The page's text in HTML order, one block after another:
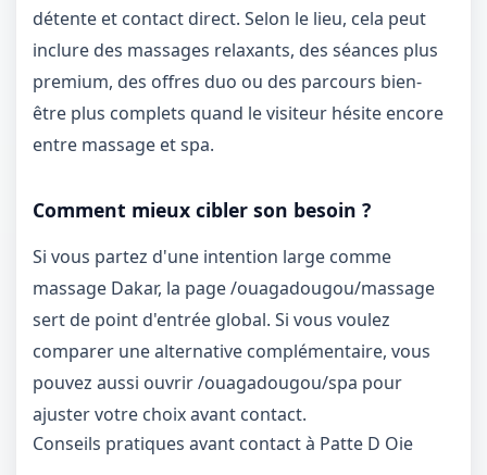
détente et contact direct. Selon le lieu, cela peut
inclure des massages relaxants, des séances plus
premium, des offres duo ou des parcours bien-
être plus complets quand le visiteur hésite encore
entre massage et spa.
Comment mieux cibler son besoin ?
Si vous partez d'une intention large comme
massage Dakar, la page/ouagadougou/massage
sert de point d'entrée global. Si vous voulez
comparer une alternative complémentaire, vous
pouvez aussi ouvrir/ouagadougou/spa pour
ajuster votre choix avant contact.
Conseils pratiques avant contact à Patte D Oie